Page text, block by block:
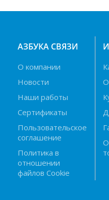
АЗБУКА СВЯЗИ
О компании
Новости
Наши работы
Сертификаты
Пользовательское
соглашение
Политика в
отношении
файлов Cookie